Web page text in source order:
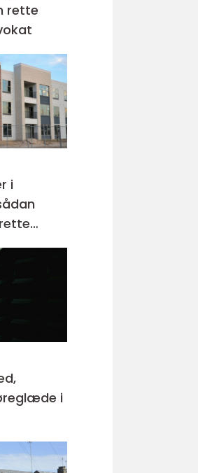
rette
i
i